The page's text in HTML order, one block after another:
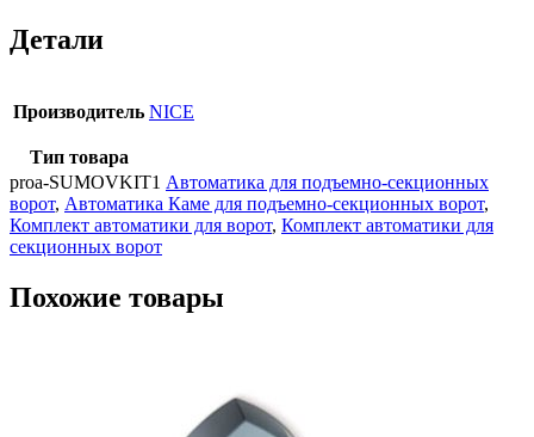
Детали
Производитель NICE
Тип товара
proa-SUMOVKIT1 Автоматика для подъемно-секционных
ворот, Автоматика Каме для подъемно-секционных ворот,
Комплект автоматики для ворот, Комплект автоматики для
секционных ворот
Похожие товары